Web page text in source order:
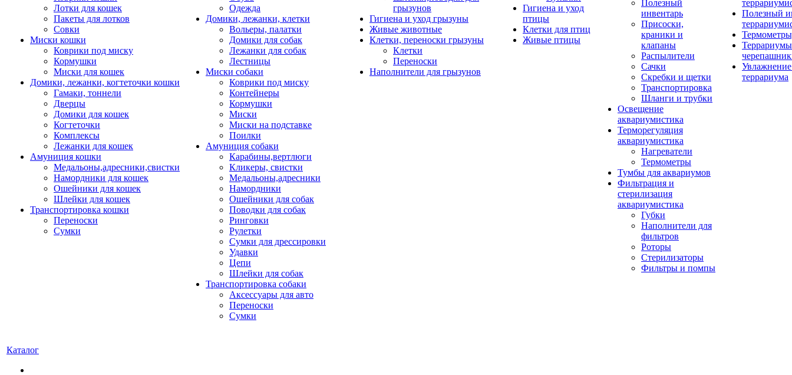
Лотки для кошек
Пакеты для лотков
Совки
Миски кошки
Коврики под миску
Кормушки
Миски для кошек
Домики, лежанки, когтеточки кошки
Гамаки, тоннели
Дверцы
Домики для кошек
Когтеточки
Комплексы
Лежанки для кошек
Амуниция кошки
Медальоны,адресники,свистки
Намордники для кошек
Ошейники для кошек
Шлейки для кошек
Транспортировка кошки
Переноски
Сумки
Одежда
Домики, лежанки, клетки
Вольеры, палатки
Домики для собак
Лежанки для собак
Лестницы
Миски собаки
Коврики под миску
Контейнеры
Кормушки
Миски
Миски на подставке
Поилки
Амуниция собаки
Карабины,вертлюги
Кликеры, свистки
Медальоны,адресники
Намордники
Ошейники для собак
Поводки для собак
Ринговки
Рулетки
Сумки для дрессировки
Удавки
Цепи
Шлейки для собак
Транспортировка собаки
Аксессуары для авто
Переноски
Сумки
грызунов
Гигиена и уход грызуны
Живые животные
Клетки, переноски грызуны
Клетки
Переноски
Наполнители для грызунов
Гигиена и уход
птицы
Клетки для птиц
Живые птицы
Полезный
инвентарь
Присоски,
краники и
клапаны
Распылители
Сачки
Скребки и щетки
Транспортировка
Шланги и трубки
Освещение
аквариумистика
Терморегуляция
аквариумистика
Нагреватели
Термометры
Тумбы для аквариумов
Фильтрация и
стерилизация
аквариумистика
Губки
Наполнители для
фильтров
Роторы
Стерилизаторы
Фильтры и помпы
Полезный
террариума
Каталог